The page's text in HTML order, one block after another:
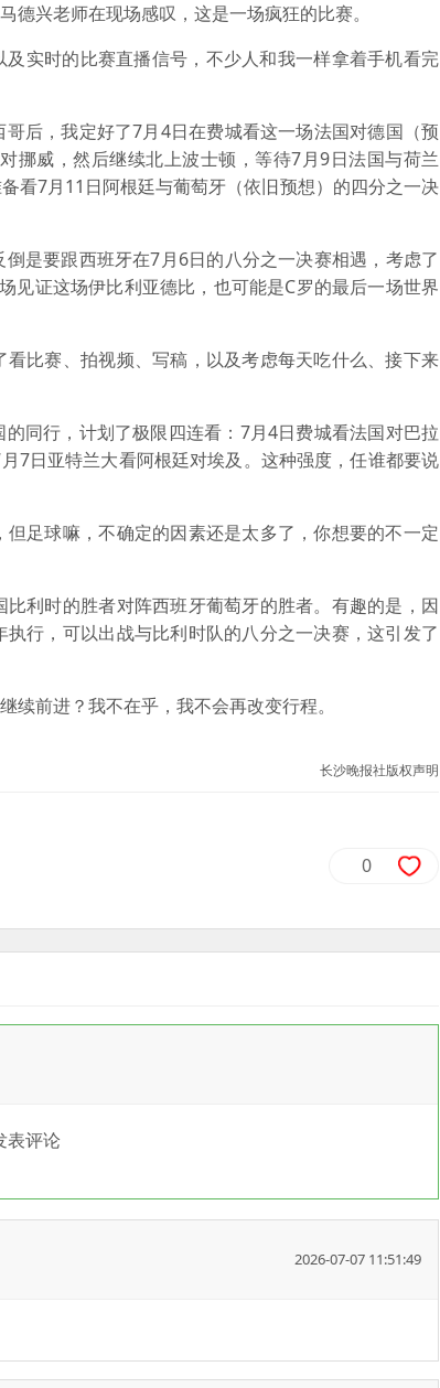
兴老师在现场感叹，这是一场疯狂的比赛。
实时的比赛直播信号，不少人和我一样拿着手机看完
，我定好了7月4日在费城看这一场法国对德国（预
挪威，然后继续北上波士顿，等待7月9日法国与荷兰
看7月11日阿根廷与葡萄牙（依旧预想）的四分之一决
要跟西班牙在7月6日的八分之一决赛相遇，考虑了
见证这场伊比利亚德比，也可能是C罗的最后一场世界
比赛、拍视频、写稿，以及考虑每天吃什么、接下来
行，计划了极限四连看：7月4日费城看法国对巴拉
7日亚特兰大看阿根廷对埃及。这种强度，任谁都要说
足球嘛，不确定的因素还是太多了，你想要的不一定
利时的胜者对阵西班牙葡萄牙的胜者。有趣的是，因
行，可以出战与比利时队的八分之一决赛，这引发了
前进？我不在乎，我不会再改变行程。
长沙晚报社版权声明
0
表评论
2026-07-07 11:51:49